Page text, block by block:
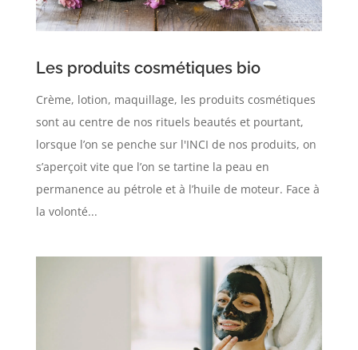
Les produits cosmétiques bio
Crème, lotion, maquillage, les produits cosmétiques
sont au centre de nos rituels beautés et pourtant,
lorsque l’on se penche sur l'INCI de nos produits, on
s’aperçoit vite que l’on se tartine la peau en
permanence au pétrole et à l’huile de moteur. Face à
la volonté...